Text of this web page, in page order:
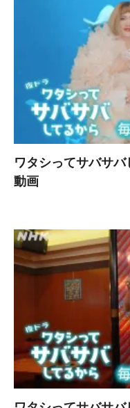
ワタシってサバサ
動画